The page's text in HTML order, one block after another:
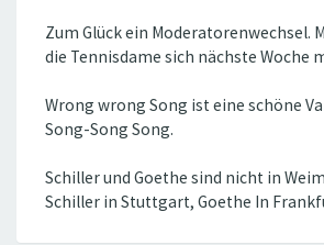
Zum Glück ein Moderatorenwechsel.
die Tennisdame sich nächste Woche
Wrong wrong Song ist eine schöne
Song-Song Song.
Schiller und Goethe sind nicht in
Schiller in Stuttgart, Goethe In